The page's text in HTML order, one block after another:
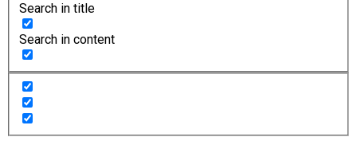
Search in title
Search in content